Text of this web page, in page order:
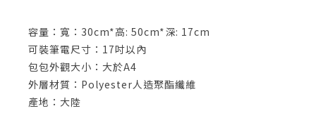
容量：寬：30cm*高: 50cm*深: 17cm
可裝筆電尺寸：17吋以內
包包外觀大小：大於A4
外層材質：Polyester人造聚酯纖維
產地：大陸